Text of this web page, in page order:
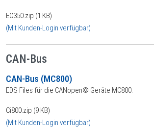
EC350.zip (1 KB)
(Mit Kunden-Login verfügbar)
CAN-Bus
CAN-Bus (MC800)
EDS Files für die CANopen© Geräte MC800.
Ci800.zip (9 KB)
(Mit Kunden-Login verfügbar)